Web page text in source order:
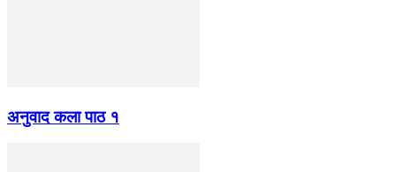
अनुवाद कला पाठ १